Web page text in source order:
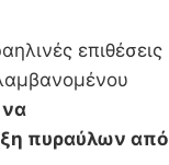
επιθέσεις
πυραύλων από